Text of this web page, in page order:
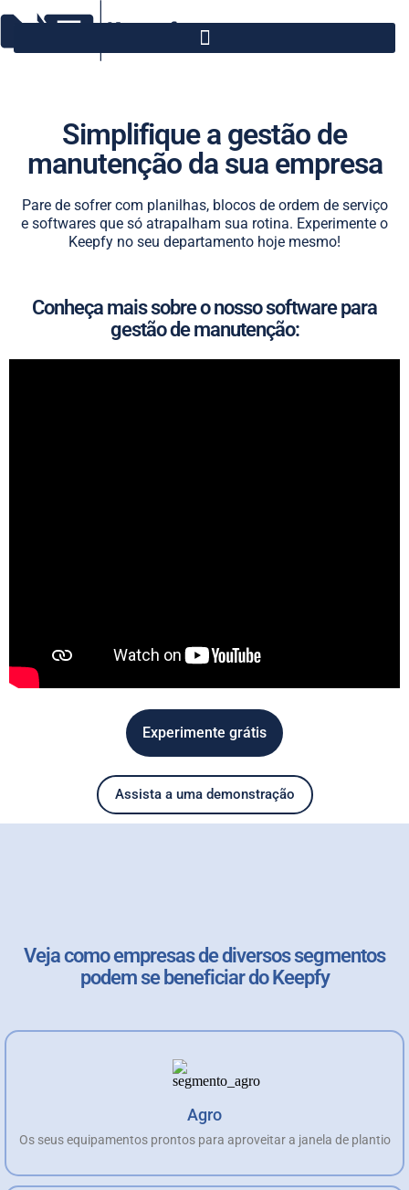
Simplifique a gestão de
manutenção da sua empresa
Pare de sofrer com planilhas, blocos de ordem de serviço
e softwares que só atrapalham sua rotina. Experimente o
Keepfy no seu departamento hoje mesmo!
Conheça mais sobre o nosso software para
gestão de manutenção:
Experimente grátis
Assista a uma demonstração
Veja como empresas de diversos segmentos
podem se beneficiar do Keepfy
Agro
Os seus equipamentos prontos para aproveitar a janela de plantio